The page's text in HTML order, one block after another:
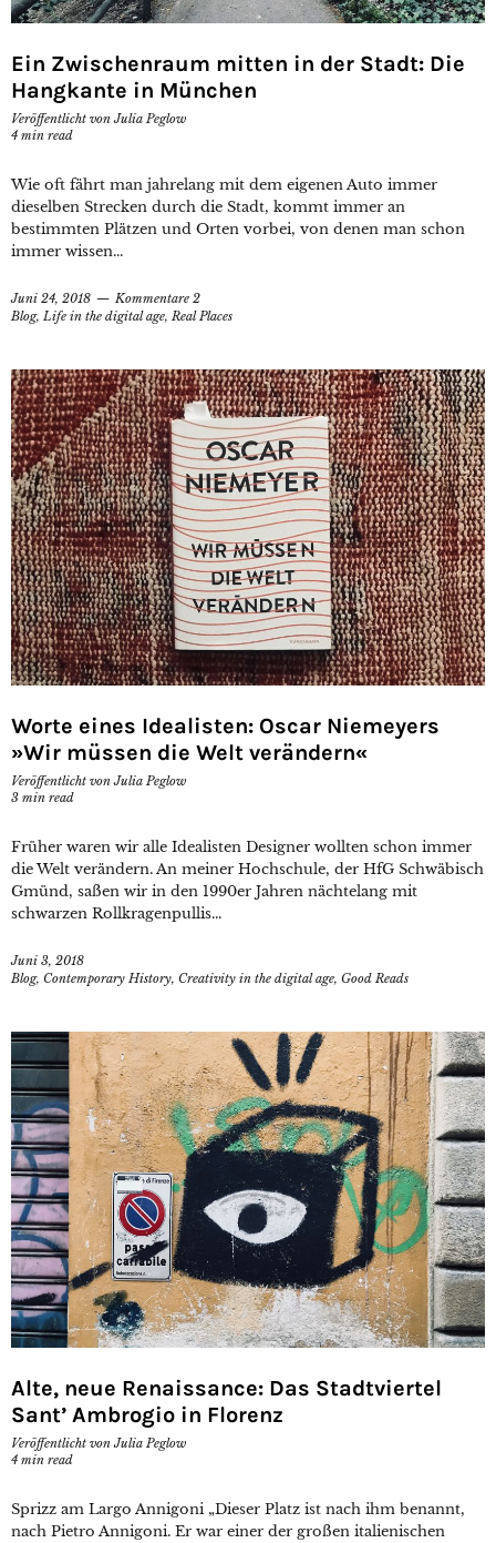
Ein Zwischenraum mitten in der Stadt: Die
Hangkante in München
Veröffentlicht vonJulia Peglow
4 min read
Wie oft fährt man jahrelang mit dem eigenen Auto immer
dieselben Strecken durch die Stadt, kommt immer an
bestimmten Plätzen und Orten vorbei, von denen man schon
immer wissen...
Juni 24, 2018
Kommentare 2
Blog, Life in the digital age, Real Places
Worte eines Idealisten: Oscar Niemeyers
»Wir müssen die Welt verändern«
Veröffentlicht vonJulia Peglow
3 min read
Früher waren wir alle Idealisten Designer wollten schon immer
die Welt verändern. An meiner Hochschule, der HfG Schwäbisch
Gmünd, saßen wir in den 1990er Jahren nächtelang mit
schwarzen Rollkragenpullis...
Juni 3, 2018
Blog, Contemporary History, Creativity in the digital age, Good Reads
Alte, neue Renaissance: Das Stadtviertel
Sant’ Ambrogio in Florenz
Veröffentlicht vonJulia Peglow
4 min read
Sprizz am Largo Annigoni „Dieser Platz ist nach ihm benannt,
nach Pietro Annigoni. Er war einer der großen italienischen